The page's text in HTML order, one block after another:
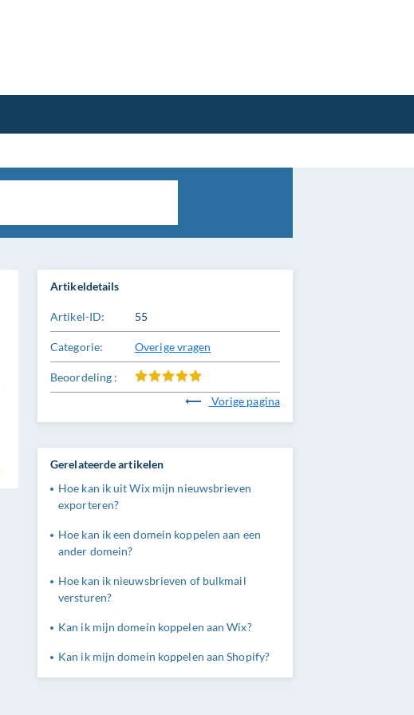
Artikeldetails
Artikel-ID: 55
Categorie: Overige vragen
Beoordeling :
Vorige pagina
Gerelateerde artikelen
Hoe kan ik uit Wix mijn nieuwsbrieven
exporteren?
Hoe kan ik een domein koppelen aan een
ander domein?
Hoe kan ik nieuwsbrieven of bulkmail
versturen?
Kan ik mijn domein koppelen aan Wix?
Kan ik mijn domein koppelen aan Shopify?